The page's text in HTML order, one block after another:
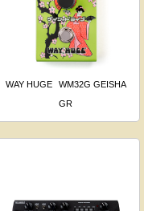
WAY HUGE
WM32G GEISHA
GR